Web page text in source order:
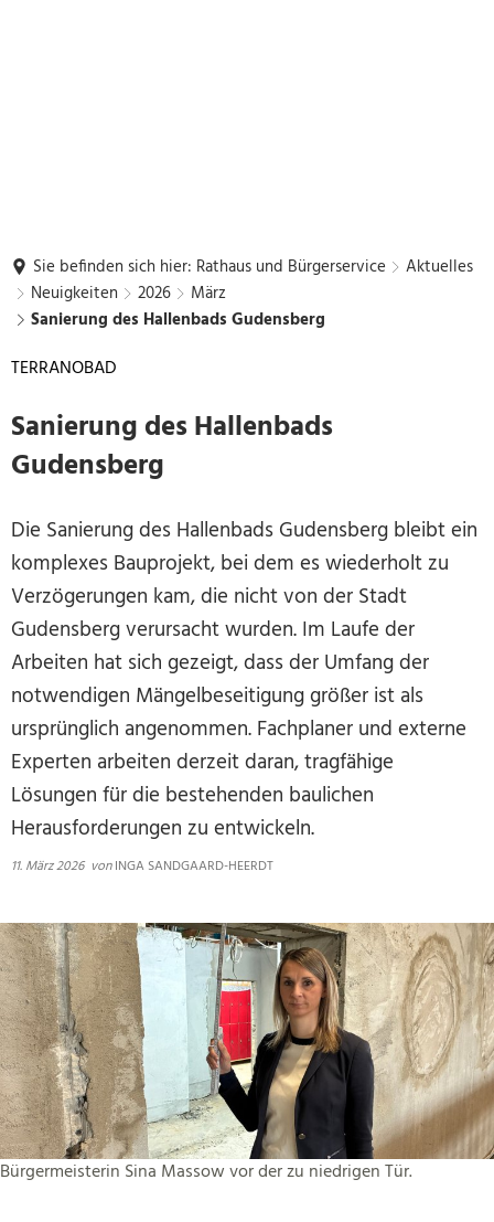
Sie befinden sich hier: Rathaus und Bürgerservice
Aktuelles
Neuigkeiten
2026
März
Sanierung des Hallenbads Gudensberg
TERRANOBAD
Sanierung des Hallenbads
Gudensberg
Die Sanierung des Hallenbads Gudensberg bleibt ein
komplexes Bauprojekt, bei dem es wiederholt zu
Verzögerungen kam, die nicht von der Stadt
Gudensberg verursacht wurden. Im Laufe der
Arbeiten hat sich gezeigt, dass der Umfang der
notwendigen Mängelbeseitigung größer ist als
ursprünglich angenommen. Fachplaner und externe
Experten arbeiten derzeit daran, tragfähige
Lösungen für die bestehenden baulichen
Herausforderungen zu entwickeln.
11. März 2026 vonINGA SANDGAARD-HEERDT
Bürgermeisterin Sina Massow vor der zu niedrigen Tür.